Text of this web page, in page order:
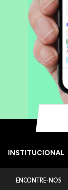
INSTITUCIONAL
ENCONTRE-NOS